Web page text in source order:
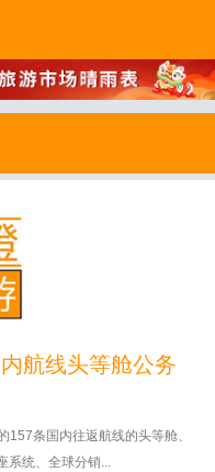
航线头等舱公务
条国内往返航线的头等舱、
系统、全球分销...